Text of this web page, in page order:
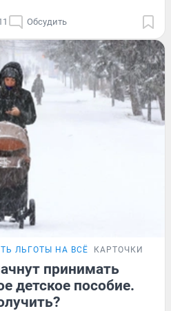
Обсудить
ЛЬГОТЫ НА ВСЁ КАРТОЧКИ
принимать
детское пособие.